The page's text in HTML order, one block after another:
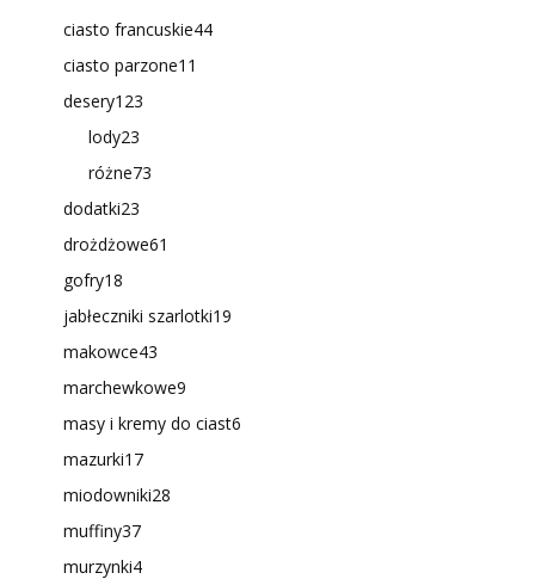
ciasto francuskie44
ciasto parzone11
desery123
lody23
różne73
dodatki23
drożdżowe61
gofry18
jabłeczniki szarlotki19
makowce43
marchewkowe9
masy i kremy do ciast6
mazurki17
miodowniki28
muffiny37
murzynki4